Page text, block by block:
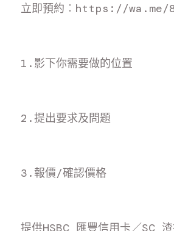
立即預約 ︰https://wa.me/
1.影下你需要做的位置
2.提出要求及問題
3.報價/確認價格
提供HSBC 匯豐信用卡／SC